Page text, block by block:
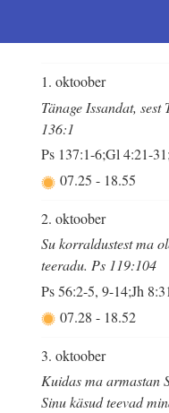
1. oktoober
Tänage Issandat, sest
136:1
Ps 137:1-6;Gl 4:21-
07.25 - 18.55
2. oktoober
Su korraldustest ma
teeradu. Ps 119:104
Ps 56:2-5, 9-14;Jh
07.28 - 18.52
3. oktoober
Kuidas ma armastan
Sinu käsud teevad